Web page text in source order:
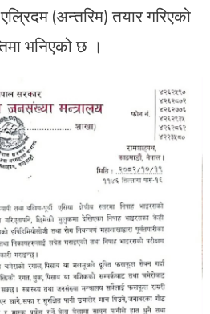
(अन्तरिम) तयार गरिएको
भनिएको छ ।